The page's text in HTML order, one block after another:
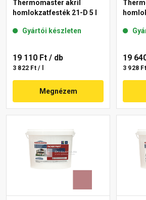
Thermomaster akril
homlokzatfesték 21-D 5 l
Gyártói készleten
19 110 Ft / db
3 822 Ft / l
Megnézem
19
3 928 Ft